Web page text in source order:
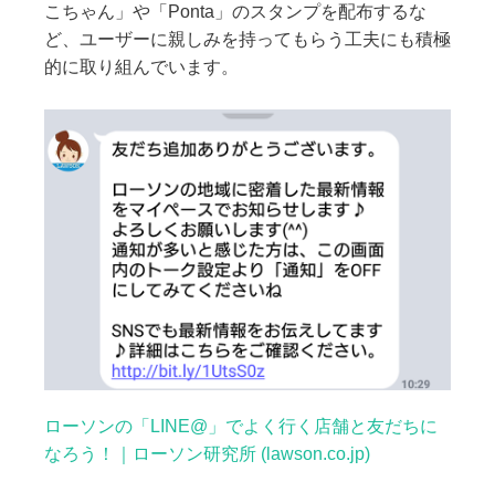
こちゃん」や「Ponta」のスタンプを配布するな
ど、ユーザーに親しみを持ってもらう工夫にも積極
的に取り組んでいます。
ローソンの「LINE@」でよく行く店舗と友だちに
なろう！｜ローソン研究所 (lawson.co.jp)